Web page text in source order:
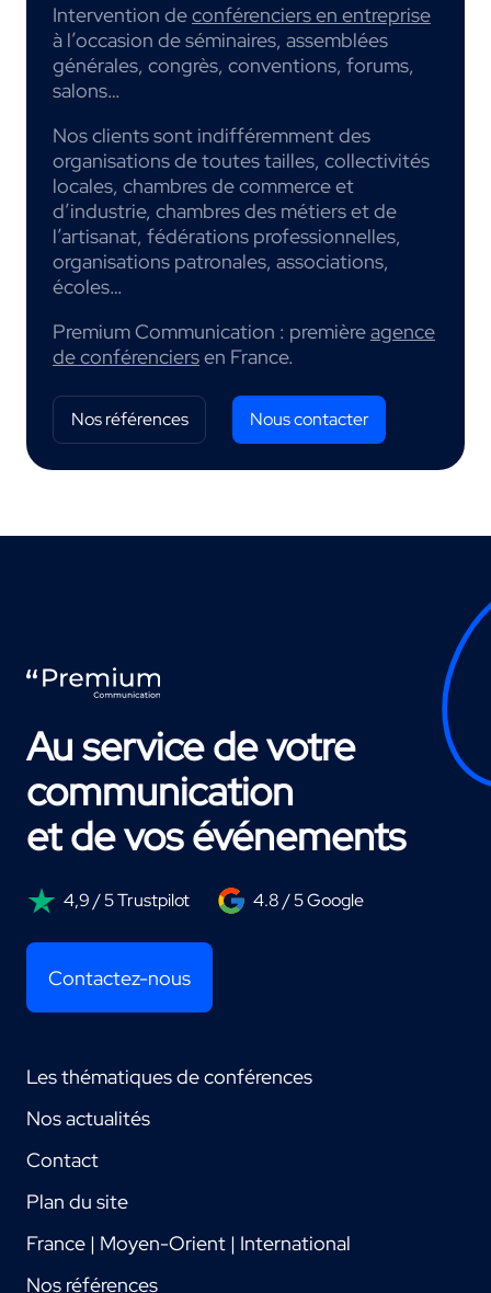
Intervention deconférenciers en entreprise
à l’occasion de séminaires, assemblées
générales, congrès, conventions, forums,
salons…
Nos clients sont indifféremment des
organisations de toutes tailles, collectivités
locales, chambres de commerce et
d’industrie, chambres des métiers et de
l’artisanat, fédérations professionnelles,
organisations patronales, associations,
écoles…
Premium Communication : premièreagence
de conférenciersen France.
Nos références Nous contacter
Au service de votre
communication
et de vos événements
4,9 / 5 Trustpilot 4.8 / 5 Google
Contactez-nous
Les thématiques de conférences
Nos actualités
Contact
Plan du site
France | Moyen-Orient | International
Nos références